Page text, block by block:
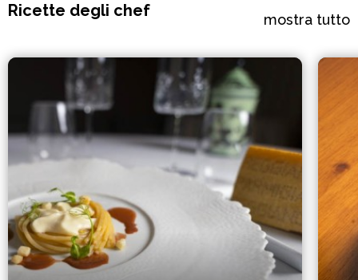
Ricette degli chef mostra tutto